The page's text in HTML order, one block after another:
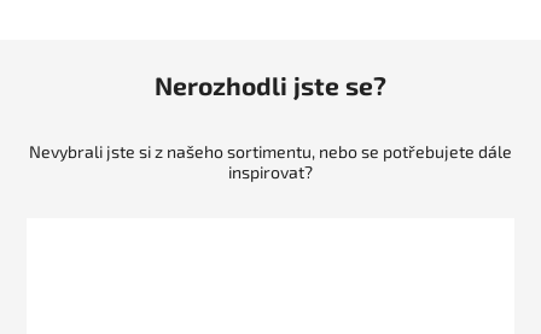
Nerozhodli jste se?
Nevybrali jste si z našeho sortimentu, nebo se potřebujete dále
inspirovat?